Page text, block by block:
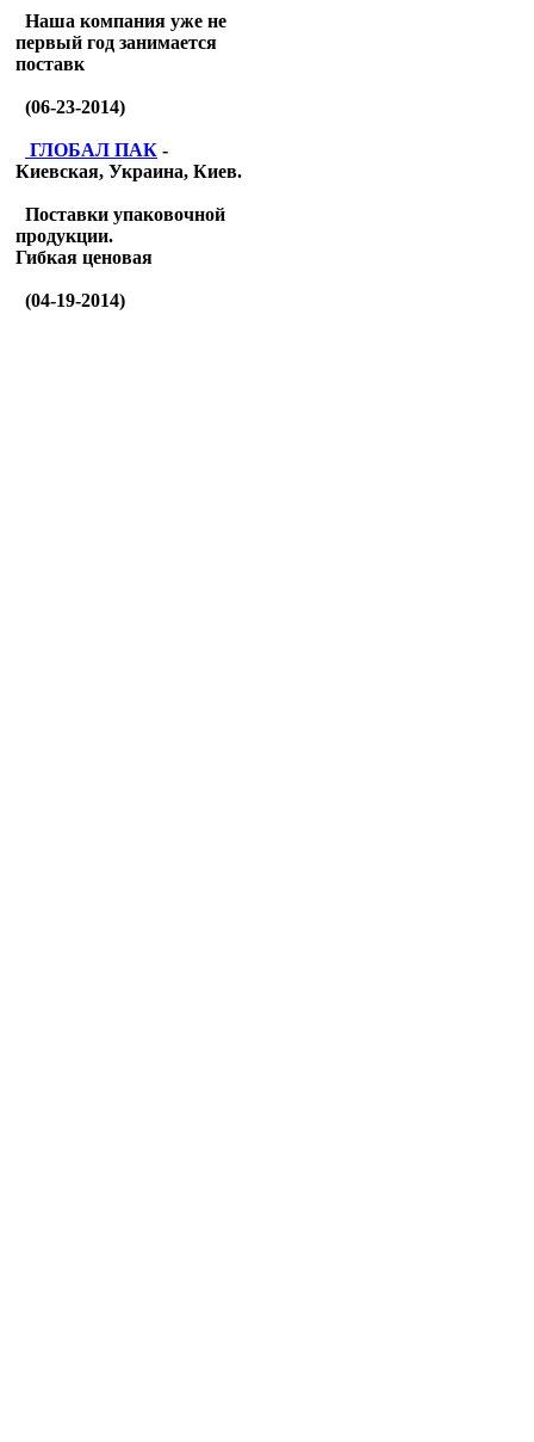
Наша компания уже не
первый год занимается
поставк
(06-23-2014)
ГЛОБАЛ ПАК -
Киевская, Украина, Киев.
Поставки упаковочной
продукции.
Гибкая ценовая
(04-19-2014)